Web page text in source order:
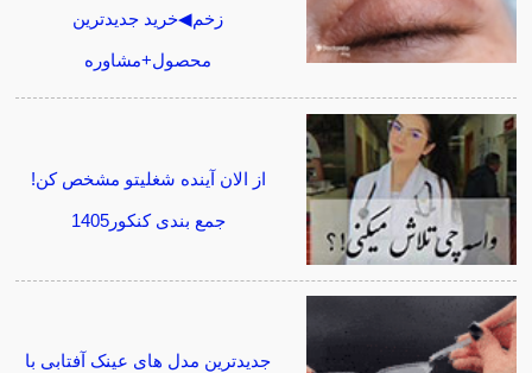
زخم◀خرید جدیدترین
محصول+مشاوره
از الان آینده شغلیتو مشخص کن!
جمع بندی کنکور1405
جدیدترین مدل های عینک آفتابی با